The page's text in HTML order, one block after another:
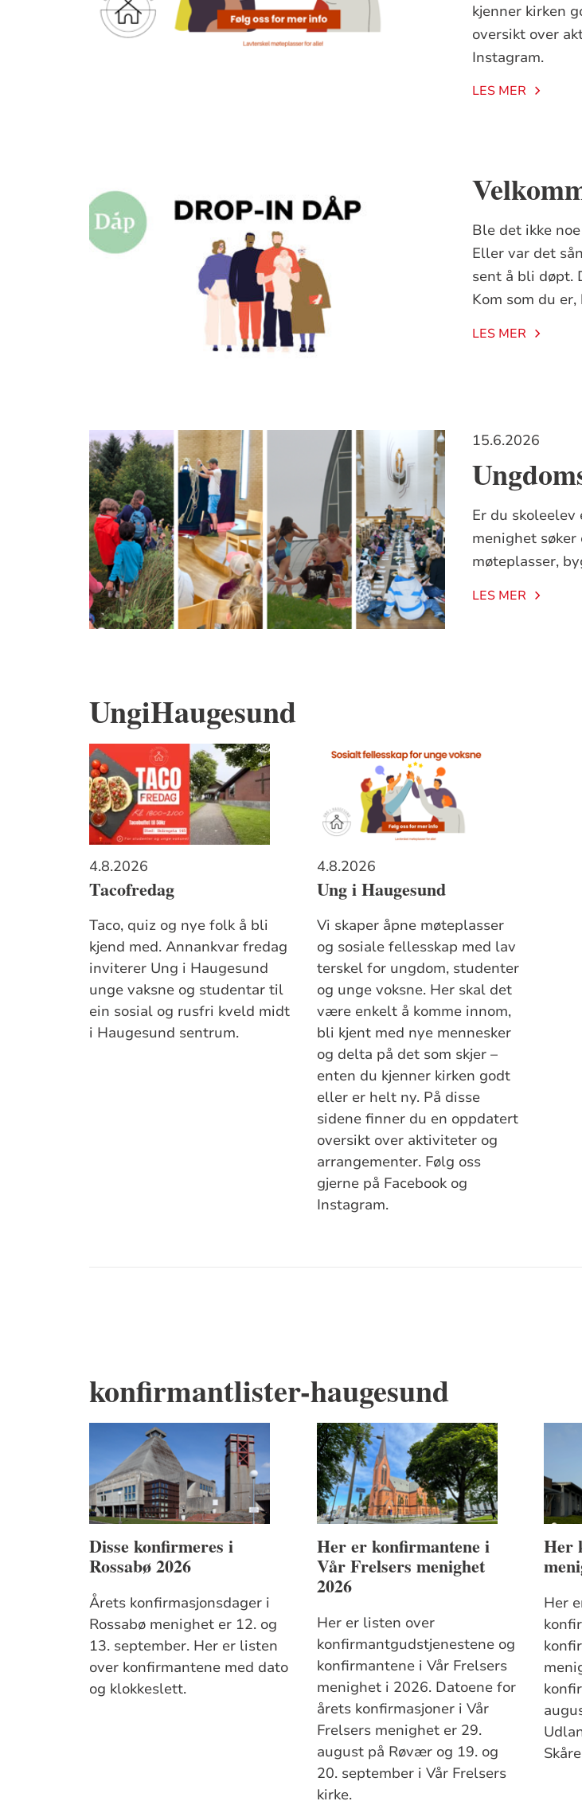
kjenner kirken
oversikt over
Instagram.
LES MER
Ble det ikke
Eller var det
sent å bli døpt.
Kom som du
LES MER
15.6.2026
Er du
menighet
møteplasser,
LES MER
UngiHaugesund
4.8.2026
Tacofredag
Taco, quiz og nye folk å bli
kjend med. Annankvar fredag
inviterer Ung i Haugesund
unge vaksne og studentar til
ein sosial og rusfri kveld midt
i Haugesund sentrum.
4.8.2026
Ung i Haugesund
Vi skaper åpne møteplasser
og sosiale fellesskap med lav
terskel for ungdom, studenter
og unge voksne. Her skal det
være enkelt å komme innom,
bli kjent med nye mennesker
og delta på det som skjer –
enten du kjenner kirken godt
eller er helt ny. På disse
sidene finner du en oppdatert
oversikt over aktiviteter og
arrangementer. Følg oss
gjerne på Facebook og
Instagram.
konfirmantlister-haugesund
Disse konfirmeres i
Rossabø 2026
Årets konfirmasjonsdager i
Rossabø menighet er 12. og
13. september. Her er listen
over konfirmantene med dato
og klokkeslett.
Her er konfirmantene i
Vår Frelsers menighet
2026
Her er listen over
konfirmantgudstjenestene og
konfirmantene i Vår Frelsers
menighet i 2026. Datoene for
årets konfirmasjoner i Vår
Frelsers menighet er 29.
august på Røvær og 19. og
20. september i Vår Frelsers
kirke.
Her
Her